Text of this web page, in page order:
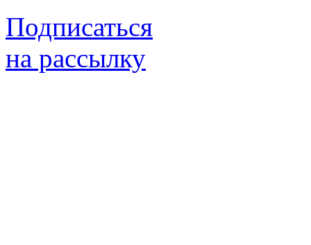
Подписаться
на рассылку